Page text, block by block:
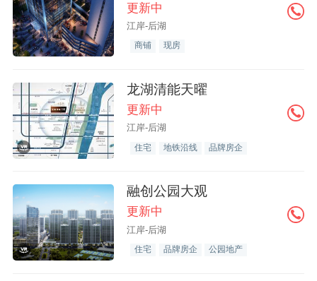
更新中
江岸-后湖
商铺 现房
龙湖清能天曜
更新中
江岸-后湖
住宅 地铁沿线 品牌房企
融创公园大观
更新中
江岸-后湖
住宅 品牌房企 公园地产